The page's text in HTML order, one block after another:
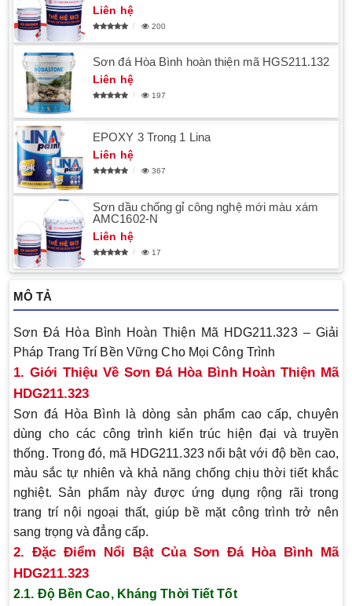
Liên hệ
200
Sơn đá Hòa Bình hoàn thiện mã HGS211.132
Liên hệ
197
EPOXY 3 Trong 1 Lina
Liên hệ
367
Sơn dầu chống gỉ công nghệ mới màu xám
AMC1602-N
Liên hệ
17
MÔ TẢ
Sơn Đá Hòa Bình Hoàn Thiện Mã HDG211.323 – Giải
Pháp Trang Trí Bền Vững Cho Mọi Công Trình
1. Giới Thiệu Về Sơn Đá Hòa Bình Hoàn Thiện Mã
HDG211.323
Sơn đá Hòa Bình là dòng sản phẩm cao cấp, chuyên
dùng cho các công trình kiến trúc hiện đại và truyền
thống. Trong đó, mã HDG211.323nổi bật với độ bền cao,
màu sắc tự nhiên và khả năng chống chịu thời tiết khắc
nghiệt. Sản phẩm này được ứng dụng rộng rãi trong
trang trí nội ngoại thất, giúp bề mặt công trình trở nên
sang trọng và đẳng cấp.
2. Đặc Điểm Nổi Bật Của Sơn Đá Hòa Bình Mã
HDG211.323
2.1. Độ Bền Cao, Kháng Thời Tiết Tốt